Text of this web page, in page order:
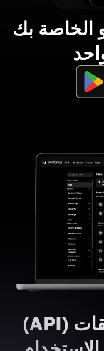
الخاصة بك
واجهة برمجة تطبيقات (API)